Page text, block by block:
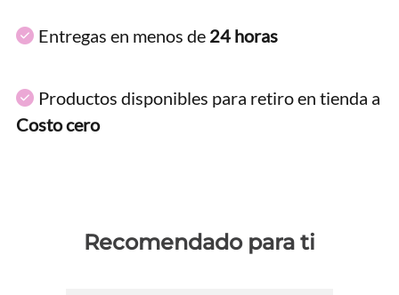
Entregas en menos de 24 horas
Productos disponibles para retiro en tienda a
Costo cero
Recomendado para ti